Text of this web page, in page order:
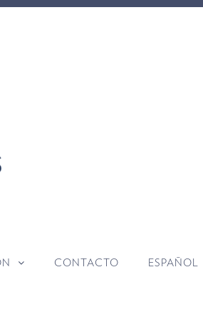
CONTACTO ESPAÑOL